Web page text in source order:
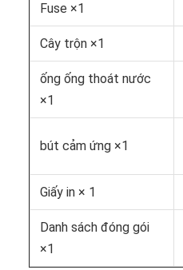
Fuse ×1
Cây trộn ×1
ống ống thoát nước
×1
bút cảm ứng ×1
Giấy in × 1
Danh sách đóng gói
×1